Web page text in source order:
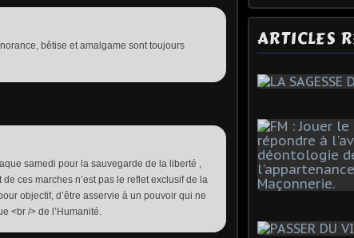
bêtise et amalgame sont toujours
samedi pour la sauvegarde de la liberté ,
ces marches n’est pas le reflet exclusif de la
objectif, d’être asservie à un pouvoir qui ne
<br /> de l’Humanité.
ARTICLES